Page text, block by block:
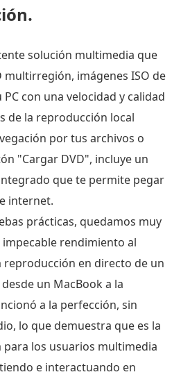
solución multimedia que
multirregión, imágenes ISO de
con una velocidad y calidad
de la reproducción local
por tus archivos o
"Cargar DVD", incluye un
que te permite pegar
internet.
prácticas, quedamos muy
rendimiento al
reproducción en directo de un
un MacBook a la
a la perfección, sin
lo que demuestra que es la
los usuarios multimedia
e interactuando en